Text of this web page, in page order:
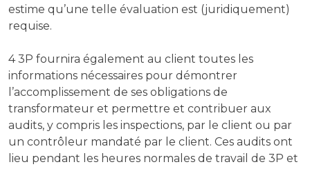
estime qu’une telle évaluation est (juridiquement)
requise.
4 3P fournira également au client toutes les
informations nécessaires pour démontrer
l’accomplissement de ses obligations de
transformateur et permettre et contribuer aux
audits, y compris les inspections, par le client ou par
un contrôleur mandaté par le client. Ces audits ont
lieu pendant les heures normales de travail de 3P et